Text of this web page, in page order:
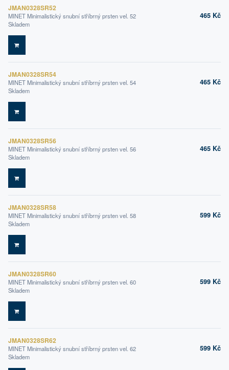
JMAN0328SR52
MINET Minimalistický snubní stříbrný prsten vel. 52
Skladem
465 Kč
DO KOŠÍKU
JMAN0328SR54
MINET Minimalistický snubní stříbrný prsten vel. 54
Skladem
465 Kč
DO KOŠÍKU
JMAN0328SR56
MINET Minimalistický snubní stříbrný prsten vel. 56
Skladem
465 Kč
DO KOŠÍKU
JMAN0328SR58
MINET Minimalistický snubní stříbrný prsten vel. 58
Skladem
599 Kč
DO KOŠÍKU
JMAN0328SR60
MINET Minimalistický snubní stříbrný prsten vel. 60
Skladem
599 Kč
DO KOŠÍKU
JMAN0328SR62
MINET Minimalistický snubní stříbrný prsten vel. 62
Skladem
599 Kč